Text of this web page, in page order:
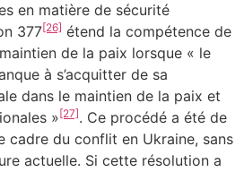
en matière de sécurité
377[26] étend la compétence de
de la paix lorsque « le
à s’acquitter de sa
dans le maintien de la paix et
»[27]. Ce procédé a été de
cadre du conflit en Ukraine, sans
actuelle. Si cette résolution a